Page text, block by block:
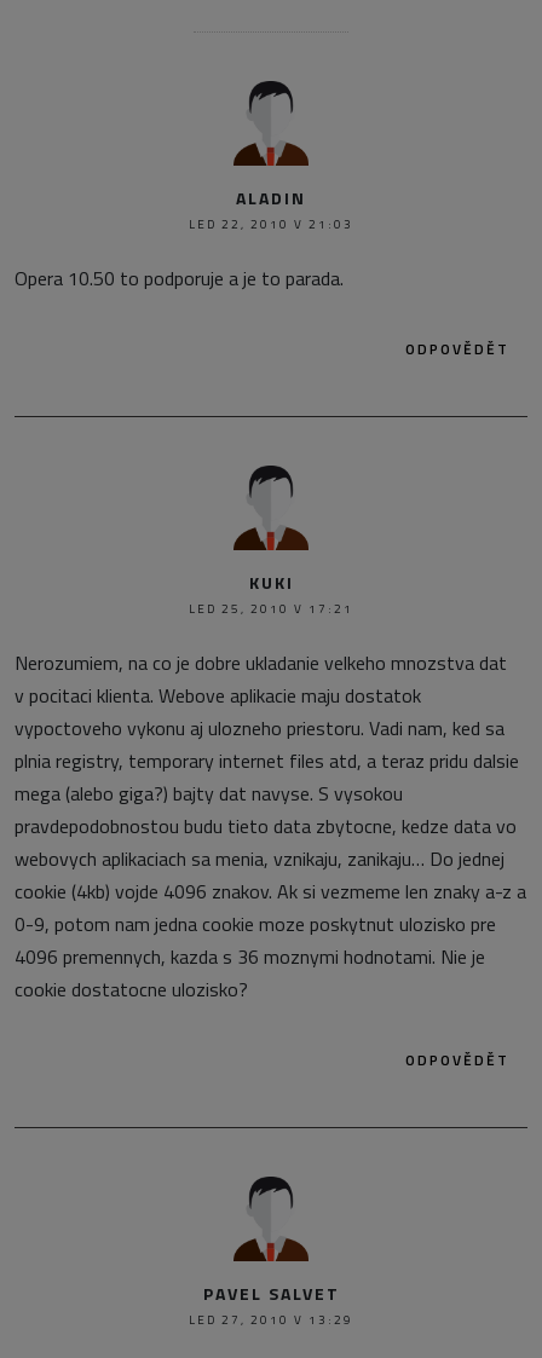
ALADIN
LED 22, 2010 V 21:03
Opera 10.50 to podporuje a je to parada.
ODPOVĚDĚT
KUKI
LED 25, 2010 V 17:21
Nerozumiem, na co je dobre ukladanie velkeho mnozstva dat
v pocitaci klienta. Webove aplikacie maju dostatok
vypoctoveho vykonu aj ulozneho priestoru. Vadi nam, ked sa
plnia registry, temporary internet files atd, a teraz pridu dalsie
mega (alebo giga?) bajty dat navyse. S vysokou
pravdepodobnostou budu tieto data zbytocne, kedze data vo
webovych aplikaciach sa menia, vznikaju, zanikaju… Do jednej
cookie (4kb) vojde 4096 znakov. Ak si vezmeme len znaky a-z a
0-9, potom nam jedna cookie moze poskytnut ulozisko pre
4096 premennych, kazda s 36 moznymi hodnotami. Nie je
cookie dostatocne ulozisko?
ODPOVĚDĚT
PAVEL SALVET
LED 27, 2010 V 13:29